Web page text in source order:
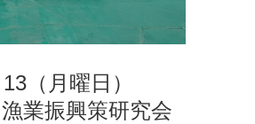
（月曜日）
業振興策研究会